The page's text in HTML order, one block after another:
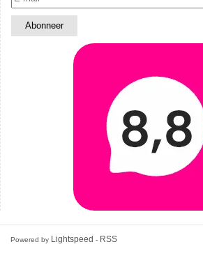
Powered by Lightspeed - RSS